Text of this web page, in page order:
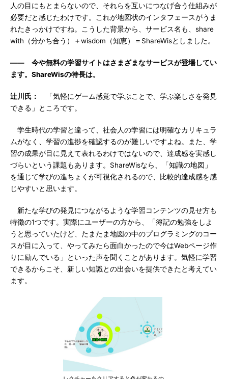
人の目にもとまらないので、それらを互いにつなげ合う仕組みが
必要だと感じたわけです。これが地図状のインタフェースがうま
れたきっかけですね。こうした背景から、サービス名も、share
with（分かち合う）＋wisdom（知恵）＝ShareWisとしました。
―― 今や無料の学習サイトはさまざまなサービスが登場してい
ます。ShareWisの特長は。
辻川氏：
「気軽にゲーム感覚で学ぶことで、学ぶ楽しさを発見
できる」ところです。
学生時代の学習と違って、社会人の学習には明確なカリキュラ
ムがなく、学習の進捗を確認するのが難しいですよね。また、学
習の成果が目に見えて表れるわけではないので、達成感を実感し
づらいという課題もあります。ShareWisなら、「知識の地図」
を通じて学びの進ちょくが可視化されるので、比較的達成感を感
じやすいと思います。
新たな学びの発見につながるような学習コンテンツの見せ方も
特徴の1つです。実際にユーザーの方から、「簿記の勉強をしよ
うと思っていたけど、たまたま地図の中のプログラミングのコー
スが目に入って、やってみたら面白かったので今はWebページ作
りに励んでいる」といった声を聞くことがあります。気軽に学習
できるからこそ、新しい知識との出会いを提供できたと考えてい
ます。